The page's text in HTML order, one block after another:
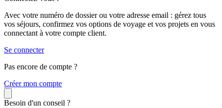
Avec votre numéro de dossier ou votre adresse email : gérez tous
vos séjours, confirmez vos options de voyage et vos projets en vous
connectant à votre compte client.
Se connecter
Pas encore de compte ?
Créer mon compte
Besoin d'un conseil ?